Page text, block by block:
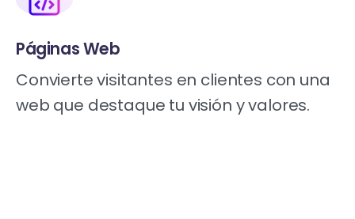
Páginas Web
Convierte visitantes en clientes con una
web que destaque tu visión y valores.